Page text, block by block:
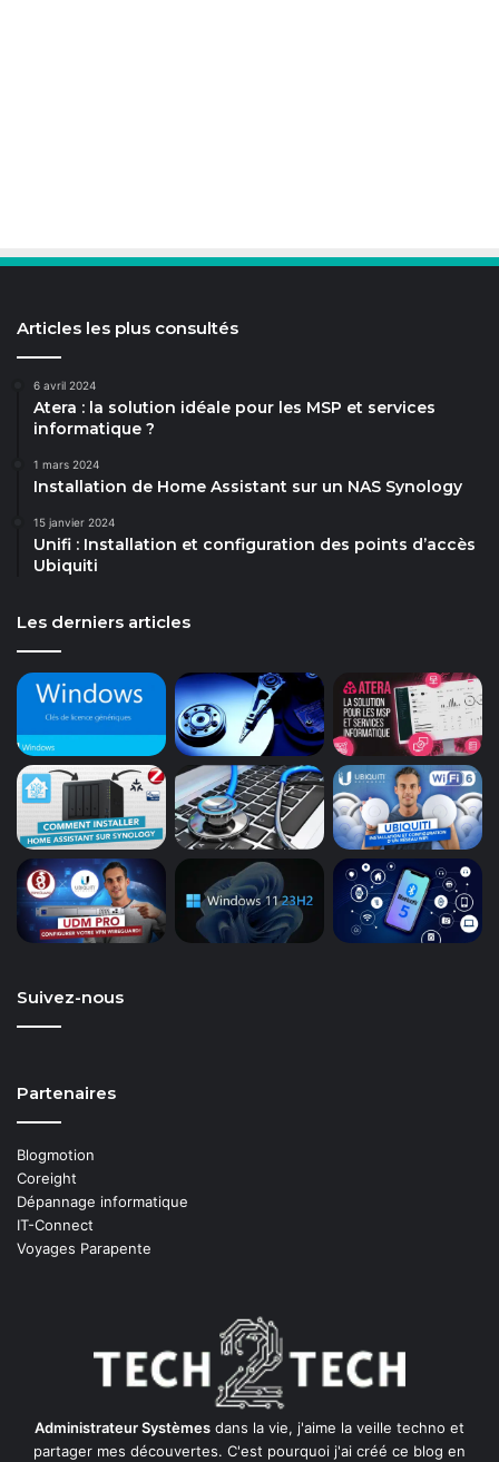
Articles les plus consultés
6 avril 2024
Atera : la solution idéale pour les MSP et services
informatique ?
1 mars 2024
Installation de Home Assistant sur un NAS Synology
15 janvier 2024
Unifi : Installation et configuration des points d’accès
Ubiquiti
Les derniers articles
Suivez-nous
Partenaires
Blogmotion
Coreight
Dépannage informatique
IT-Connect
Voyages Parapente
Administrateur Systèmes dans la vie, j'aime la veille techno et
partager mes découvertes. C'est pourquoi j'ai créé ce blog en